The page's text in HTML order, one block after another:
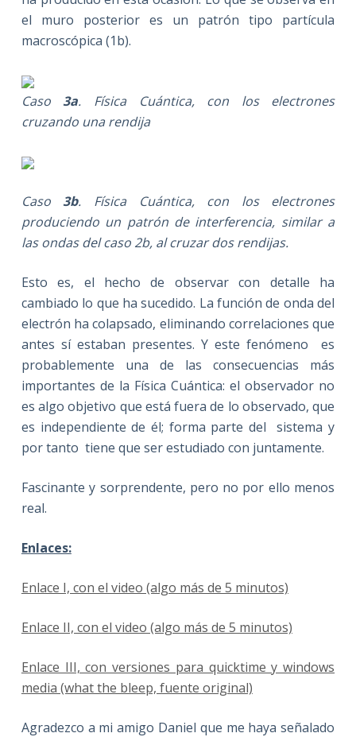
el muro posterior es un patrón tipo partícula
macroscópica (1b).
Caso 3a. Física Cuántica, con los electrones
cruzando una rendija
Caso 3b. Física Cuántica, con los electrones
produciendo un patrón de interferencia, similar a
las ondas del caso 2b, al cruzar dos rendijas.
Esto es, el hecho de observar con detalle ha
cambiado lo que ha sucedido. La función de onda del
electrón ha colapsado, eliminando correlaciones que
antes sí estaban presentes. Y este fenómeno es
probablemente una de las consecuencias más
importantes de la Física Cuántica: el observador no
es algo objetivo que está fuera de lo observado, que
es independiente de él; forma parte del sistema y
por tanto tiene que ser estudiado con juntamente.
Fascinante y sorprendente, pero no por ello menos
real.
Enlaces:
Enlace I, con el video (algo más de 5 minutos)
Enlace II, con el video (algo más de 5 minutos)
Enlace III, con versiones para quicktime y windows
media (what the bleep, fuente original)
Agradezco a mi amigo Daniel que me haya señalado